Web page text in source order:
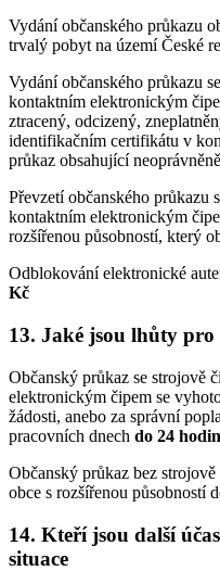
Vydání občanského průkazu
trvalý pobyt na území České
Vydání občanského průkazu
kontaktním elektronickým
ztracený, odcizený,
identifikačním certifikátu v
průkaz obsahující
Převzetí občanského průkazu
kontaktním elektronickým
rozšířenou působností, který
Odblokování elektronické
Kč
13. Jaké jsou lhůty pro
Občanský průkaz se strojově
elektronickým čipem se
žádosti, anebo za správní
pracovních dnech do 24 hodin
Občanský průkaz bez
obce s rozšířenou působností
14. Kteří jsou další
situace